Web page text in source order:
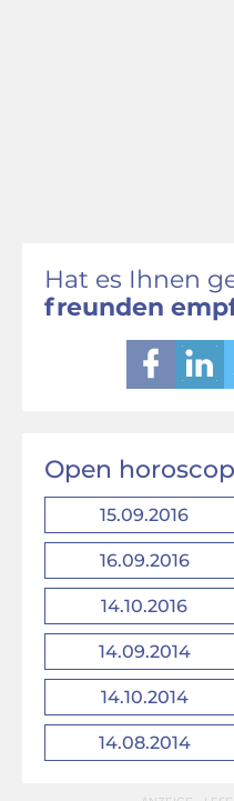
Hat es Ihnen
freunden
Open
15.09.2016
16.09.2016
14.10.2016
14.09.2014
14.10.2014
14.08.2014